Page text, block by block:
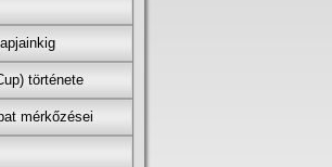
története
mérkőzései